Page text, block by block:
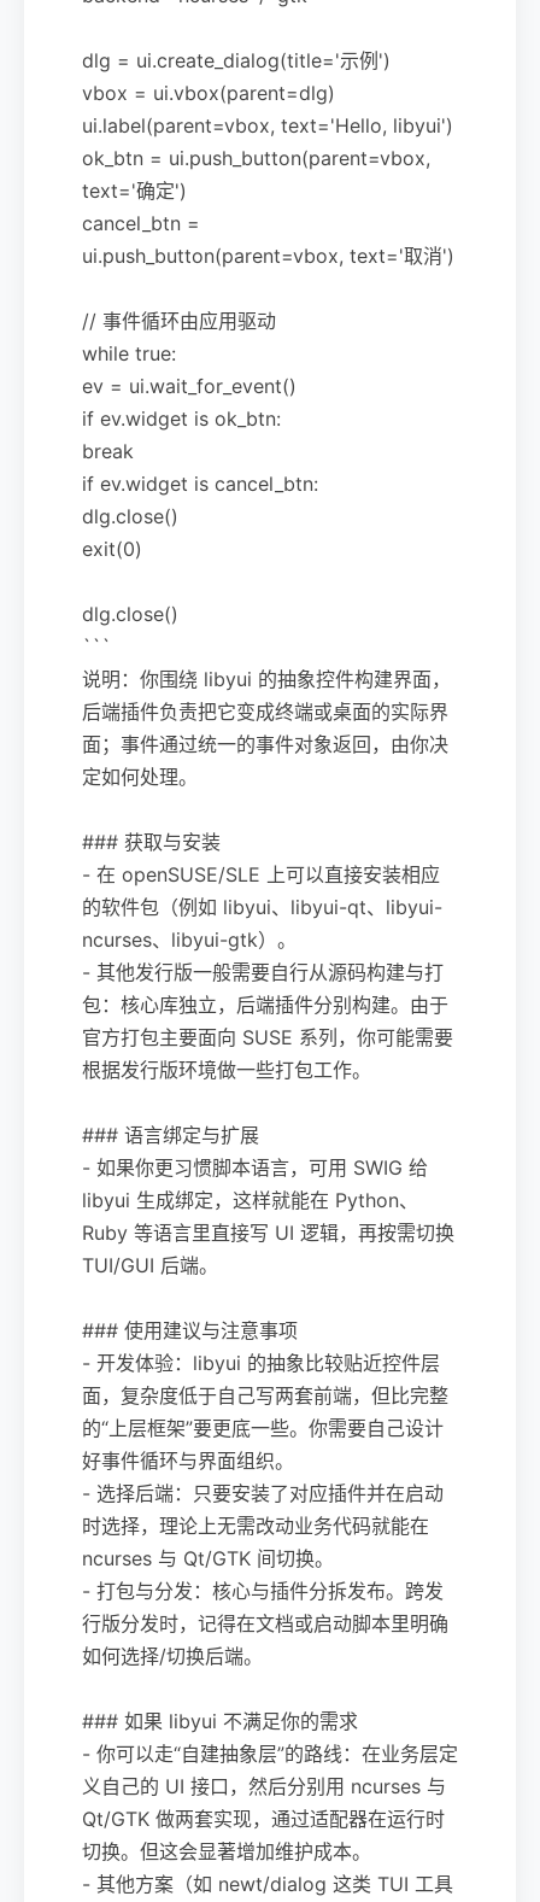
dlg = ui.create_dialog(title='示例')
vbox = ui.vbox(parent=dlg)
ui.label(parent=vbox, text='Hello, libyui')
ok_btn = ui.push_button(parent=vbox,
text='确定')
cancel_btn =
ui.push_button(parent=vbox, text='取消')
// 事件循环由应用驱动
while true:
ev = ui.wait_for_event()
if ev.widget is ok_btn:
break
if ev.widget is cancel_btn:
dlg.close()
exit(0)
dlg.close()
```
说明：你围绕 libyui 的抽象控件构建界面，
后端插件负责把它变成终端或桌面的实际界
面；事件通过统一的事件对象返回，由你决
定如何处理。
### 获取与安装
- 在 openSUSE/SLE 上可以直接安装相应
的软件包（例如 libyui、libyui-qt、libyui-
ncurses、libyui-gtk）。
- 其他发行版一般需要自行从源码构建与打
包：核心库独立，后端插件分别构建。由于
官方打包主要面向 SUSE 系列，你可能需要
根据发行版环境做一些打包工作。
### 语言绑定与扩展
- 如果你更习惯脚本语言，可用 SWIG 给
libyui 生成绑定，这样就能在 Python、
Ruby 等语言里直接写 UI 逻辑，再按需切换
TUI/GUI 后端。
### 使用建议与注意事项
- 开发体验：libyui 的抽象比较贴近控件层
面，复杂度低于自己写两套前端，但比完整
的“上层框架”要更底一些。你需要自己设计
好事件循环与界面组织。
- 选择后端：只要安装了对应插件并在启动
时选择，理论上无需改动业务代码就能在
ncurses 与 Qt/GTK 间切换。
- 打包与分发：核心与插件分拆发布。跨发
行版分发时，记得在文档或启动脚本里明确
如何选择/切换后端。
### 如果 libyui 不满足你的需求
- 你可以走“自建抽象层”的路线：在业务层定
义自己的 UI 接口，然后分别用 ncurses 与
Qt/GTK 做两套实现，通过适配器在运行时
切换。但这会显著增加维护成本。
- 其他方案（如 newt/dialog 这类 TUI 工具